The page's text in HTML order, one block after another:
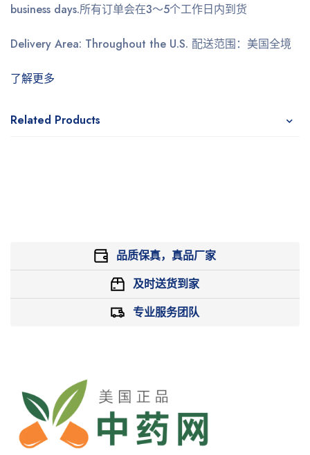
business days.所有订单会在3～5个工作日内到货
Delivery Area: Throughout the U.S. 配送范围：美国全境
了解更多
Related Products
品质保真，真品厂家
及时送货到家
专业服务团队